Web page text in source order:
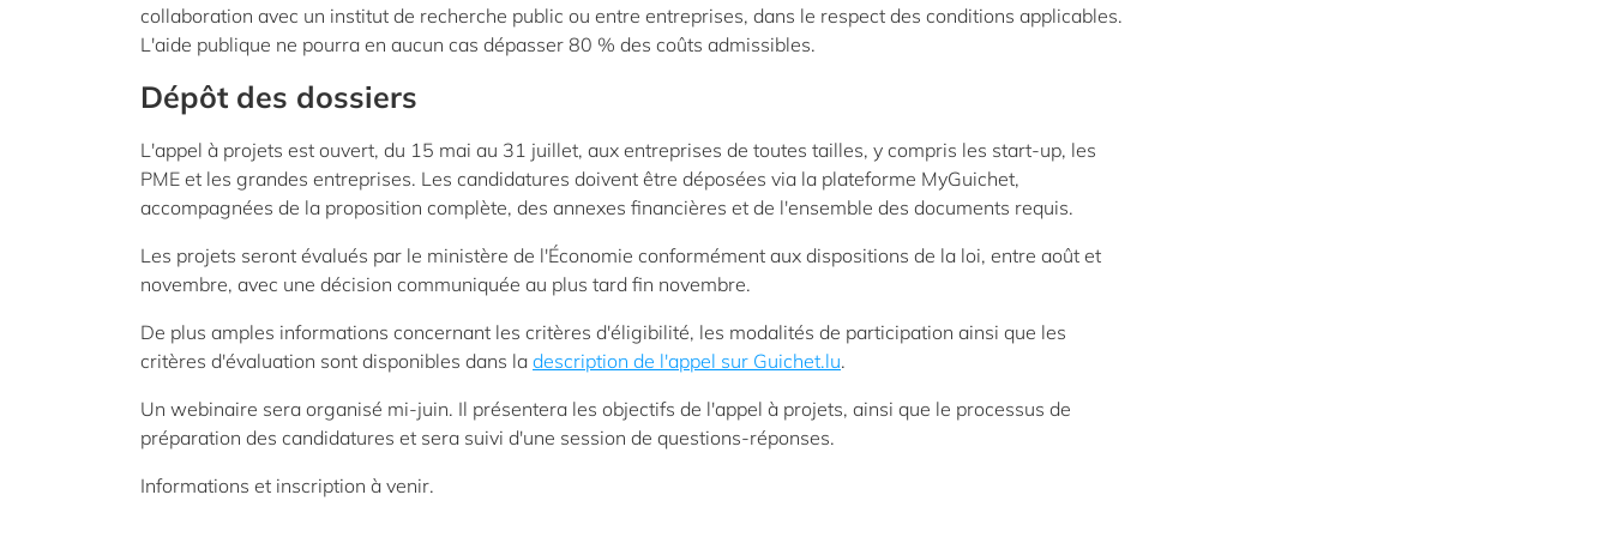
collaboration avec un institut de recherche public ou entre entreprises, dans le respect des conditions applicables.
L'aide publique ne pourra en aucun cas dépasser 80 % des coûts admissibles.
Dépôt des dossiers
L'appel à projets est ouvert, du 15 mai au 31 juillet, aux entreprises de toutes tailles, y compris les start-up, les
PME et les grandes entreprises. Les candidatures doivent être déposées via la plateforme MyGuichet,
accompagnées de la proposition complète, des annexes financières et de l'ensemble des documents requis.
Les projets seront évalués par le ministère de l'Économie conformément aux dispositions de la loi, entre août et
novembre, avec une décision communiquée au plus tard fin novembre.
De plus amples informations concernant les critères d'éligibilité, les modalités de participation ainsi que les
critères d'évaluation sont disponibles dans la description de l'appel sur Guichet.lu.
Un webinaire sera organisé mi-juin. Il présentera les objectifs de l'appel à projets, ainsi que le processus de
préparation des candidatures et sera suivi d'une session de questions-réponses.
Informations et inscription à venir.